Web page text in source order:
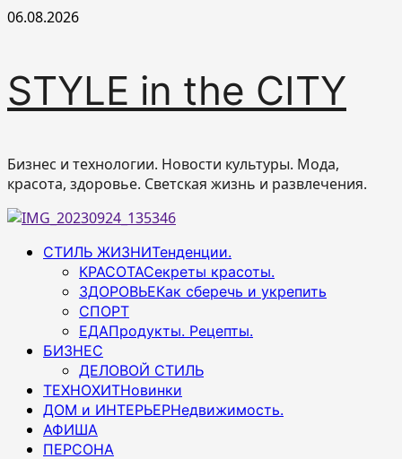
Перейти
06.08.2026
STYLE in the CITY
Бизнес и технологии. Новости культуры. Мода,
красота, здоровье. Светская жизнь и развлечения.
Основное
СТИЛЬ ЖИЗНИТенденции.
КРАСОТАСекреты красоты.
ЗДОРОВЬЕКак сберечь и укрепить
СПОРТ
ЕДАПродукты. Рецепты.
БИЗНЕС
ДЕЛОВОЙ СТИЛЬ
ТЕХНОХИТНовинки
ДОМ и ИНТЕРЬЕРНедвижимость.
АФИША
ПЕРСОНА